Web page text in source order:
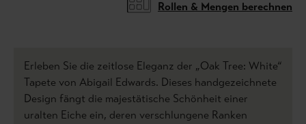
Rollen & Mengen berechnen
Erleben Sie die zeitlose Eleganz der „Oak Tree: White“
Tapete von Abigail Edwards. Dieses handgezeichnete
Design fängt die majestätische Schönheit einer
uralten Eiche ein, deren verschlungene Ranken